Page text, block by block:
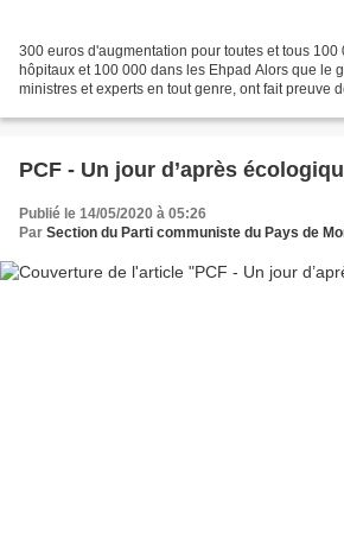
300 euros d'augmentation pour toutes et tous
hôpitaux et 100 000 dans les Ehpad Alors que le
ministres et experts en tout genre, ont fait preuve
PCF - Un jour d’après
Publié le 14/05/2020 à 05:26
Par Section du Parti communiste du Pays de